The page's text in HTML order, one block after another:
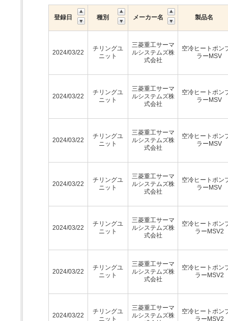
登録日 種別 メーカー名 製品名
2024/03/22
チリングユ
ニット
三菱重工サーマ
ルシステムズ株
式会社
空冷ヒートポン
ラーMSV
2024/03/22
チリングユ
ニット
三菱重工サーマ
ルシステムズ株
式会社
空冷ヒートポン
ラーMSV
2024/03/22
チリングユ
ニット
三菱重工サーマ
ルシステムズ株
式会社
空冷ヒートポン
ラーMSV
2024/03/22
チリングユ
ニット
三菱重工サーマ
ルシステムズ株
式会社
空冷ヒートポン
ラーMSV
2024/03/22
チリングユ
ニット
三菱重工サーマ
ルシステムズ株
式会社
空冷ヒートポン
ラーMSV2
2024/03/22
チリングユ
ニット
三菱重工サーマ
ルシステムズ株
式会社
空冷ヒートポン
ラーMSV2
2024/03/22
チリングユ
ニット
三菱重工サーマ
ルシステムズ株
空冷ヒートポン
ラーMSV2